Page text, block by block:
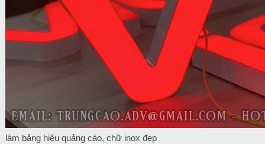
làm bảng hiệu quảng cáo, chữ inox đẹp